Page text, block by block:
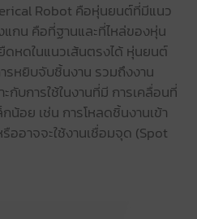
Robot คือหุ่นยนต์ที่มีแนว
กน คือที่ฐานและที่ไหล่ของหุ่น
หดในแนวเส้นตรงได้ หุ่นยนต์
รหยิบจับชิ้นงาน รวมถึงงาน
กับการใช้ในงานที่มี การเคลื่อนที่
น้อย เช่น การโหลดชิ้นงานเข้า
ออาจจะใช้งานเชื่อมจุด (Spot